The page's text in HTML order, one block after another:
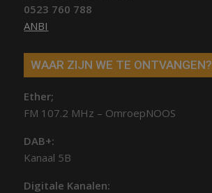
0523 760 788
ANBI
WAAR ZIJN WE TE ONTVANGEN?
Ether;
FM 107.2 MHz – OmroepNOOS
DAB+:
Kanaal 5B
Digitale Kanalen: